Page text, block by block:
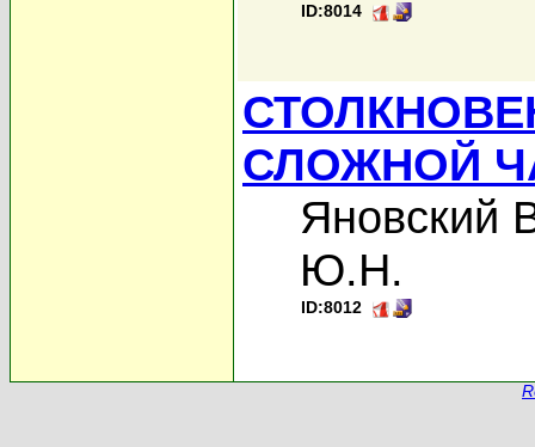
ID:8014
СЛОЖНОЙ
Яновский
Ю.Н.
ID:8012